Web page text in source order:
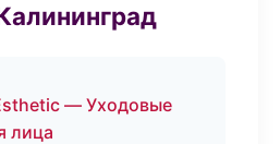
— Уходовые
лица